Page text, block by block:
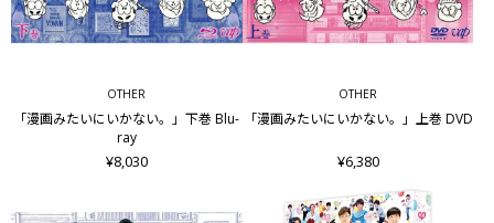
OTHER
「漫画みたいにいかない。」下巻 Blu-
ray
¥8,030
OTHER
「漫画みたいにいかない。」上巻 DVD
¥6,380